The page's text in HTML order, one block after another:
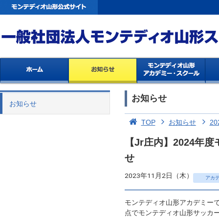
お知らせ
お知らせ
TOP お知らせ
【Jr庄内】2024年
せ
2023年11月2日（木） アカ
モンテディオ山形アカデミー
点でモンテディオ山形サッカ